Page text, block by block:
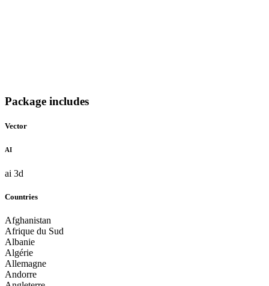
Package includes
Vector
AI
ai 3d
Countries
Afghanistan
Afrique du Sud
Albanie
Algérie
Allemagne
Andorre